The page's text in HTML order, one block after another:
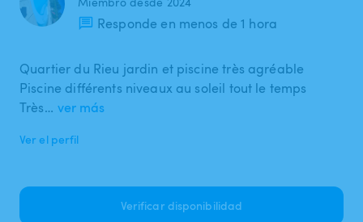
Responde en menos de 1 hora
Quartier du Rieu jardin et piscine très agréable
Piscine différents niveaux au soleil tout le temps
Très… ver más
Ver el perfil
Verificar disponibilidad